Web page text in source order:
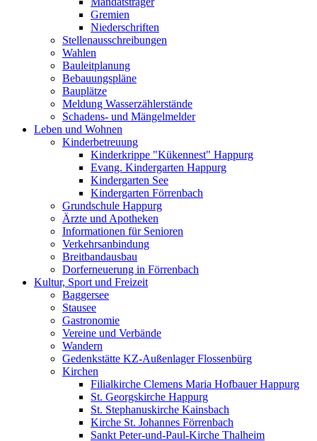
Gremien
Niederschriften
Stellenausschreibungen
Wahlen
Bauleitplanung
Bebauungspläne
Bauplätze
Meldung Wasserzählerstände
Schadens- und Mängelmelder
Leben und Wohnen
Kinderbetreuung
Kinderkrippe "Kükennest" Happurg
Evang. Kindergarten Happurg
Kindergarten See
Kindergarten Förrenbach
Grundschule Happurg
Ärzte und Apotheken
Informationen für Senioren
Verkehrsanbindung
Breitbandausbau
Dorferneuerung in Förrenbach
Kultur, Sport und Freizeit
Baggersee
Stausee
Gastronomie
Vereine und Verbände
Wandern
Gedenkstätte KZ-Außenlager Flossenbürg
Kirchen
Filialkirche Clemens Maria Hofbauer Happurg
St. Georgskirche Happurg
St. Stephanuskirche Kainsbach
Kirche St. Johannes Förrenbach
Sankt Peter-und-Paul-Kirche Thalheim